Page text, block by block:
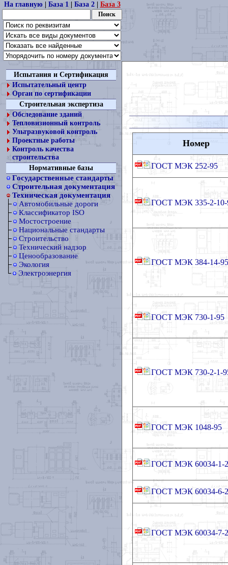
На главную| База 1| База 2| База 3
Испытания и Сертификация
Испытательный центр
Орган по сертификации
Строительная экспертиза
Обследование зданий
Тепловизионный контроль
Ультразвуковой контроль
Проектные работы
Контроль качества
строительства
Нормативные базы
Государственные стандарты
Строительная документация
Техническая документация
Автомобильные дороги
Классификатор ISO
Мостостроение
Национальные стандарты
Строительство
Технический надзор
Ценообразование
Экология
Электроэнергия
Номер
ГОСТ МЭК 252-95
ГОСТ МЭК 335-2-10-
ГОСТ МЭК 384-14-95
ГОСТ МЭК 730-1-95
ГОСТ МЭК 730-2-1-
ГОСТ МЭК 1048-95
ГОСТ МЭК 60034-1-
ГОСТ МЭК 60034-6-
ГОСТ МЭК 60034-7-